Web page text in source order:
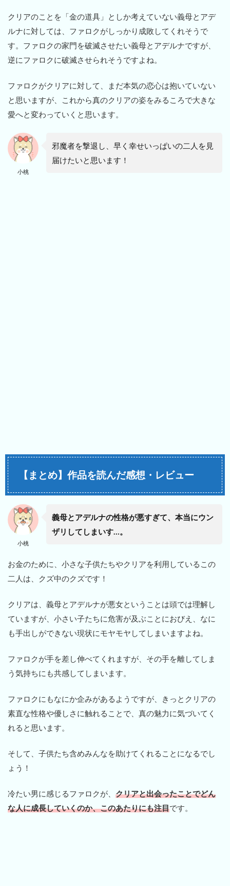
クリアのことを「金の道具」としか考えていない義母とアデ
ルナに対しては、ファロクがしっかり成敗してくれそうで
す。ファロクの家門を破滅させたい義母とアデルナですが、
逆にファロクに破滅させられそうですよね。
ファロクがクリアに対して、まだ本気の恋心は抱いていない
と思いますが、これから真のクリアの姿をみるころで大きな
愛へと変わっていくと思います。
小桃
邪魔者を撃退し、早く幸せいっぱいの二人を見
届けたいと思います！
【まとめ】作品を読んだ感想・レビュー
小桃
義母とアデルナの性格が悪すぎて、本当にウン
ザリしてしまいす…。
お金のために、小さな子供たちやクリアを利用しているこの
二人は、クズ中のクズです！
クリアは、義母とアデルナが悪女ということは頭では理解し
ていますが、小さい子たちに危害が及ぶことにおびえ、なに
も手出しができない現状にモヤモヤしてしまいますよね。
ファロクが手を差し伸べてくれますが、その手を離してしま
う気持ちにも共感してしまいます。
ファロクにもなにか企みがあるようですが、きっとクリアの
素直な性格や優しさに触れることで、真の魅力に気づいてく
れると思います。
そして、子供たち含めみんなを助けてくれることになるでし
ょう！
冷たい男に感じるファロクが、 クリアと出会ったことでどん
な人に成長していくのか、このあたりにも注目です。